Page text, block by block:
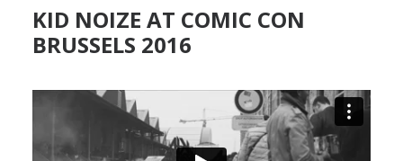
KID NOIZE AT COMIC CON
BRUSSELS 2016